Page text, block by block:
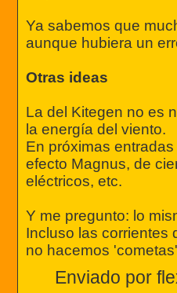
Ya sabemos que
aunque hubiera un
Otras ideas
La del Kitegen no es
la energía del viento.
En próximas
efecto Magnus, de
eléctricos, etc.
Y me pregunto: lo
Incluso las corrientes
no hacemos
Enviado por